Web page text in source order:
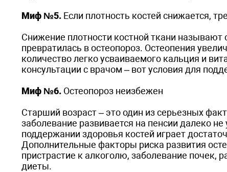
Миф №5. Если плотность костей снижается,
Снижение плотности костной ткани называют
превратилась в остеопороз. Остеопения
количество легко усваиваемого кальция и
консультации с врачом – вот условия для
Миф №6. Остеопороз неизбежен
Старший возраст – это один из серьезных
заболевание развивается на пенсии далеко
поддержании здоровья костей играет
Дополнительные факторы риска развития
пристрастие к алкоголю, заболевание почек,
диеты.